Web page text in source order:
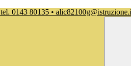
tel. 0143 80135 •